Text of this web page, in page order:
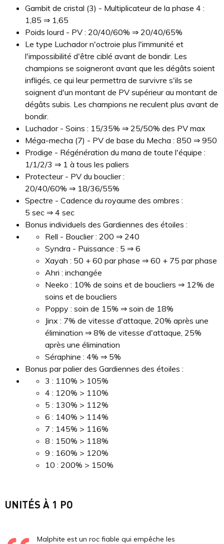
Gambit de cristal (3) - Multiplicateur de la phase 4 :
1,85 ⇒ 1,65
Poids lourd - PV : 20/40/60% ⇒ 20/40/65%
Le type Luchador n'octroie plus l'immunité et
l'impossibilité d'être ciblé avant de bondir. Les
champions se soigneront avant que les dégâts soient
infligés, ce qui leur permettra de survivre s'ils se
soignent d'un montant de PV supérieur au montant de
dégâts subis. Les champions ne reculent plus avant de
bondir.
Luchador - Soins : 15/35% ⇒ 25/50% des PV max
Méga-mecha (7) - PV de base du Mecha : 850 ⇒ 950
Prodige - Régénération du mana de toute l'équipe :
1/1/2/3 ⇒ 1 à tous les paliers
Protecteur - PV du bouclier :
20/40/60% ⇒ 18/36/55%
Spectre - Cadence du royaume des ombres :
5 sec ⇒ 4 sec
Bonus individuels des Gardiennes des étoiles :
Rell - Bouclier : 200 ⇒ 240
Syndra - Puissance : 5 ⇒ 6
Xayah : 50 + 60 par phase ⇒ 60 + 75 par phase
Ahri : inchangée
Neeko : 10% de soins et de boucliers ⇒ 12% de
soins et de boucliers
Poppy : soin de 15% ⇒ soin de 18%
Jinx : 7% de vitesse d'attaque, 20% après une
élimination ⇒ 8% de vitesse d'attaque, 25%
après une élimination
Séraphine : 4% ⇒ 5%
Bonus par palier des Gardiennes des étoiles :
3 : 110% > 105%
4 : 120% > 110%
5 : 130% > 112%
6 : 140% > 114%
7 : 145% > 116%
8 : 150% > 118%
9 : 160% > 120%
10 : 200% > 150%
UNITÉS À 1 PO
Malphite est un roc fiable qui empêche les